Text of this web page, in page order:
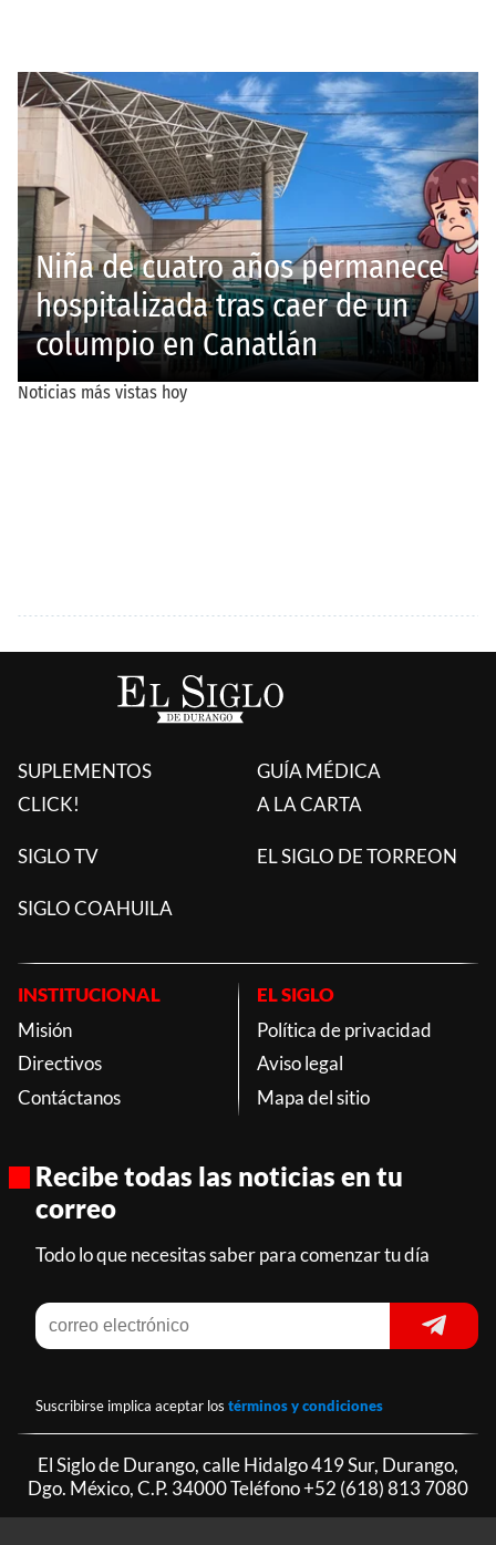
SUPLEMENTOS
CLICK!
GUÍA MÉDICA
A LA CARTA
SIGLO TV EL SIGLO DE TORREON
SIGLO COAHUILA
INSTITUCIONAL
Misión
Directivos
Contáctanos
EL SIGLO
Política de privacidad
Aviso legal
Mapa del sitio
Recibe todas las noticias en tu
correo
Todo lo que necesitas saber para comenzar tu día
Suscribirse implica aceptar los términos y condiciones
El Siglo de Durango, calle Hidalgo 419 Sur, Durango,
Dgo. México, C.P. 34000 Teléfono+52 (618) 813 7080